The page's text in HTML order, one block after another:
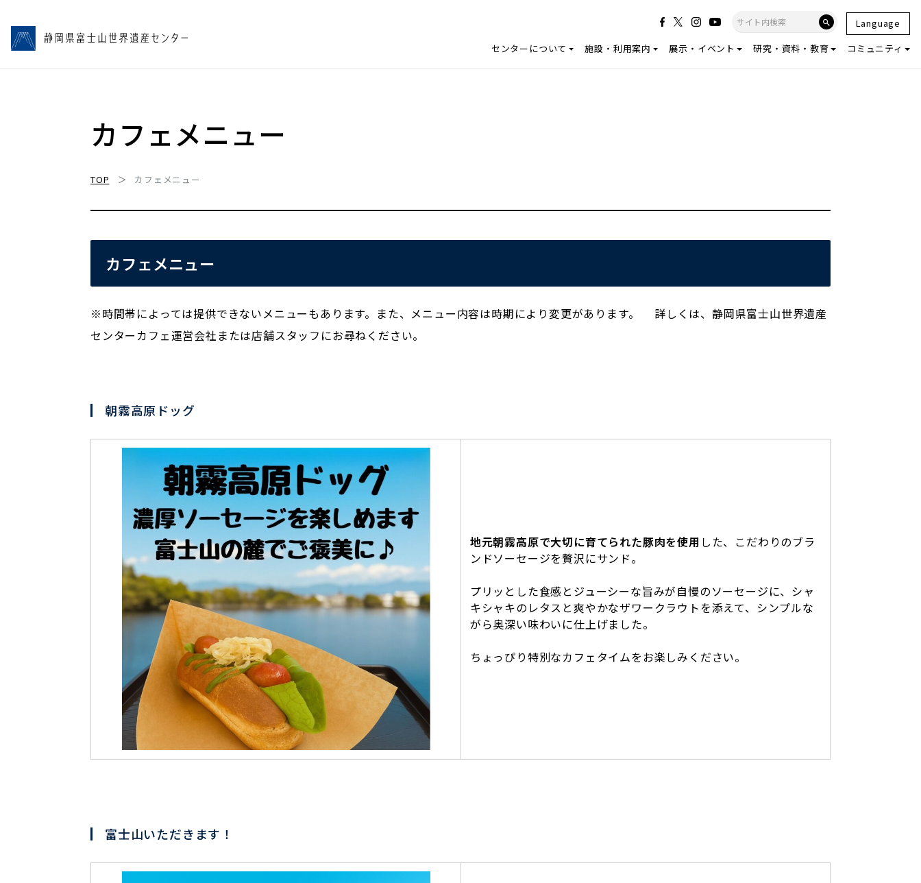
センターについて 施設・利用案内 展示・イベント 研究・資料・教育 コミュニティ
Language
カフェメニュー
TOP カフェメニュー
カフェメニュー
※時間帯によっては提供できないメニューもあります。また、メニュー内容は時期により変更があります。 詳しくは、静岡県富士山世界遺産
センターカフェ運営会社または店舗スタッフにお尋ねください。
朝霧高原ドッグ
地元朝霧高原で大切に育てられた豚肉を使用 した、こだわりのブラ
ンドソーセージを贅沢にサンド。
プリッとした食感とジューシーな旨みが自慢のソーセージに、シャ
キシャキのレタスと爽やかなザワークラウトを添えて、シンプルな
がら奥深い味わいに仕上げました。
ちょっぴり特別なカフェタイムをお楽しみください。
富士山いただきます！